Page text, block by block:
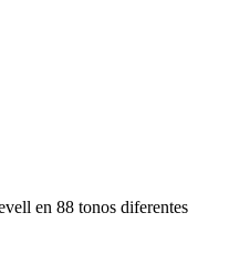
en 88 tonos diferentes